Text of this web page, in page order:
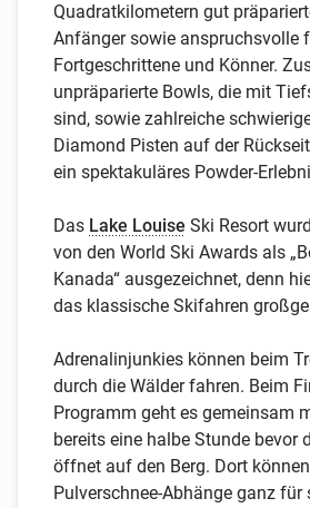
Quadratkilometern gut
Anfänger sowie anspruchsvolle
Fortgeschrittene und Könner.
unpräparierte Bowls, die mit
sind, sowie zahlreiche
Diamond Pisten auf der
ein spektakuläres Powder-
Das Lake Louise Ski Resort
von den World Ski Awards als
Kanada“ ausgezeichnet, denn
das klassische Skifahren
Adrenalinjunkies können beim
durch die Wälder fahren. Beim
Programm geht es gemeinsam
bereits eine halbe Stunde bevor
öffnet auf den Berg. Dort
Pulverschnee-Abhänge ganz für